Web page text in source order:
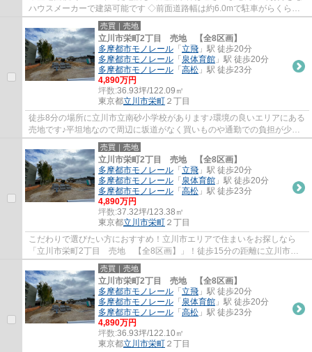
ハウスメーカーで建築可能です ◇前面道路幅は約6.0mで駐車がらくらく
できます♪ ◇スーパー徒歩約３分で買い物が便利...
売買｜売地
立川市栄町2丁目 売地 【全8区画】
多摩都市モノレール 「 立飛 」駅 徒歩20分
多摩都市モノレール 「 泉体育館 」駅 徒歩20分
多摩都市モノレール 「 高松 」駅 徒歩23分
4,890万円
坪数:36.93坪/122.09㎡
東京都立川市栄町 ２丁目
徒歩8分の場所に立川市立南砂小学校があります♪環境の良いエリアにある
売地です♪平坦地なので周辺に坂道がなく買いものや通勤での負担が少な
い立地です♪こちらの住宅用地で念願のマイ...
売買｜売地
立川市栄町2丁目 売地 【全8区画】
多摩都市モノレール 「 立飛 」駅 徒歩20分
多摩都市モノレール 「 泉体育館 」駅 徒歩20分
多摩都市モノレール 「 高松 」駅 徒歩23分
4,890万円
坪数:37.32坪/123.38㎡
東京都立川市栄町 ２丁目
こだわりで選びたい方におすすめ！立川市エリアで住まいをお探しなら
「立川市栄町2丁目 売地 【全8区画】」！徒歩15分の距離に立川市立
立川第二中学校があるのも魅力！土地購入をお...
売買｜売地
立川市栄町2丁目 売地 【全8区画】
多摩都市モノレール 「 立飛 」駅 徒歩20分
多摩都市モノレール 「 泉体育館 」駅 徒歩20分
多摩都市モノレール 「 高松 」駅 徒歩23分
4,890万円
坪数:36.93坪/122.10㎡
東京都立川市栄町 ２丁目